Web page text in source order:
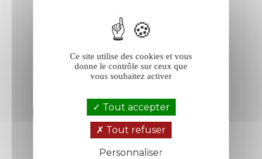
Dureuil-Janthial Chêne blanc 2023
Bourgogne
Ce site utilise des cookies et vous
donne le contrôle sur ceux que
vous souhaitez activer
Tout accepter
Tout refuser
Personnaliser